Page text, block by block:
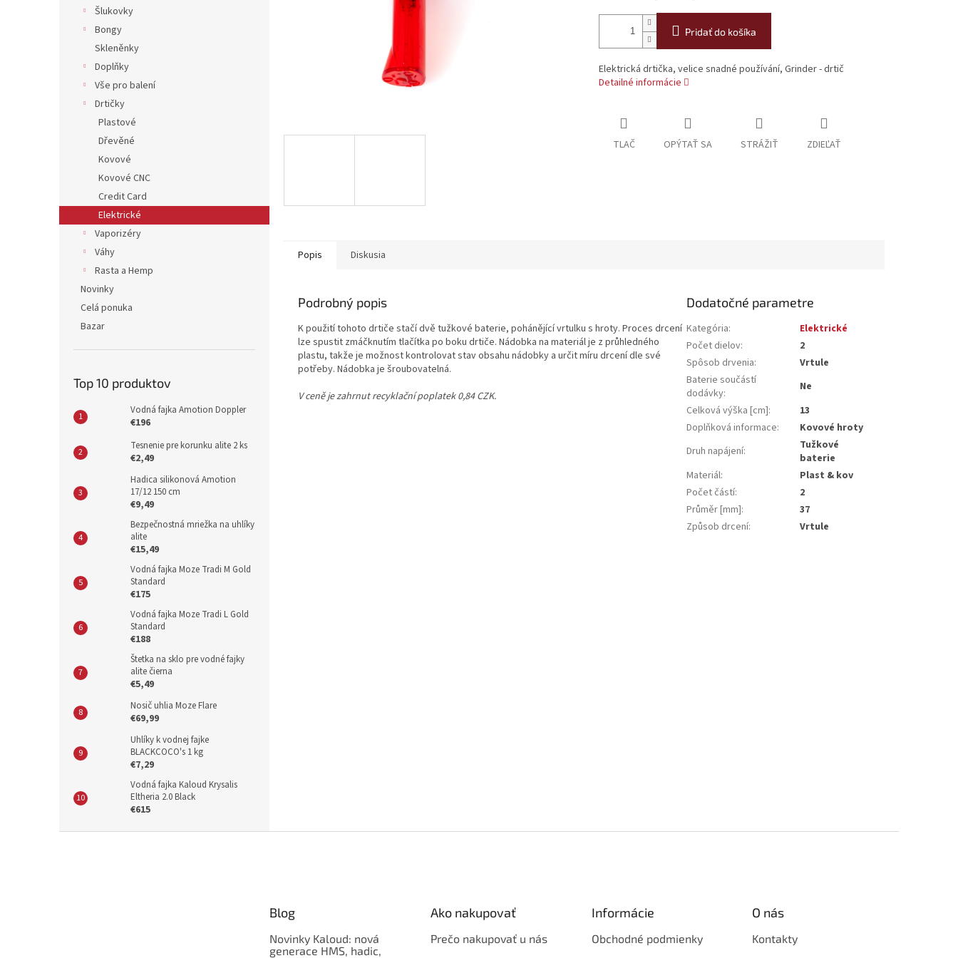
Šlukovky
Bongy
Skleněnky
Doplňky
Vše pro balení
Drtičky
Plastové
Dřevěné
Kovové
Kovové CNC
Credit Card
Elektrické
Vaporizéry
Váhy
Rasta a Hemp
Novinky
Celá ponuka
Bazar
Top 10 produktov
Vodná fajka Amotion Doppler
€196
Tesnenie pre korunku alite 2 ks
€2,49
Hadica silikonová Amotion
17/12 150 cm
€9,49
Bezpečnostná mriežka na uhlíky
alite
€15,49
Vodná fajka Moze Tradi M Gold
Standard
€175
Vodná fajka Moze Tradi L Gold
Standard
€188
Štetka na sklo pre vodné fajky
alite čierna
€5,49
Nosič uhlia Moze Flare
€69,99
Uhlíky k vodnej fajke
BLACKCOCO's 1 kg
€7,29
Vodná fajka Kaloud Krysalis
Eltheria 2.0 Black
€615
Pridať do košíka
Elektrická drtička, velice snadné používání, Grinder - drtič
Detailné informácie
TLAČ OPÝTAŤ SA STRÁŽIŤ ZDIEĽAŤ
Popis Diskusia
Podrobný popis
K použití tohoto drtiče stačí dvě tužkové baterie, pohánějící vrtulku s hroty. Proces drcení
lze spustit zmáčknutím tlačítka po boku drtiče. Nádobka na materiál je z průhledného
plastu, takže je možnost kontrolovat stav obsahu nádobky a určit míru drcení dle své
potřeby. Nádobka je šroubovatelná.
V ceně je zahrnut recyklační poplatek 0,84 CZK.
Dodatočné parametre
Kategória:
Elektrické
Počet dielov:
2
Spôsob drvenia:
Vrtule
Baterie součástí
dodávky:
Ne
Celková výška [cm]:
13
Doplňková informace:
Kovové hroty
Druh napájení:
Tužkové
baterie
Materiál:
Plast & kov
Počet částí:
2
Průměr [mm]:
37
Způsob drcení: Vrtule
Blog
Novinky Kaloud: nová
generace HMS, hadic,
Ako nakupovať
Prečo nakupovať u nás
Informácie
Obchodné podmienky
O nás
Kontakty